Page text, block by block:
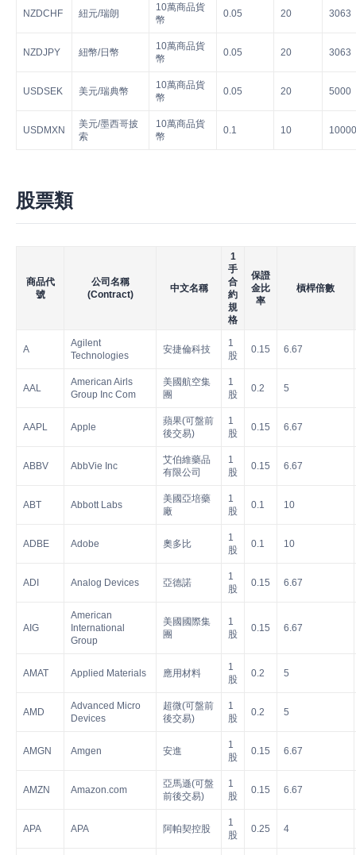
NZDCHF 紐元/瑞朗
10萬商品貨
幣
0.05 20 3063
NZDJPY 紐幣/日幣
10萬商品貨
幣
0.05 20 3063
USDSEK 美元/瑞典幣
10萬商品貨
幣
0.05 20 5000
USDMXN
美元/墨西哥披
索
10萬商品貨
幣
0.1 10 10000
股票類
商品代
號
公司名稱
(Contract)
中文名稱
1
手
合
約
規
格
保證
金比
率
槓桿倍數
A
Agilent
Technologies
安捷倫科技
1
股
0.15 6.67
AAL
American Airls
Group Inc Com
美國航空集
團
1
股
0.2 5
AAPL Apple
蘋果(可盤前
後交易)
1
股
0.15 6.67
ABBV AbbVie Inc
艾伯維藥品
有限公司
1
股
0.15 6.67
ABT Abbott Labs
美國亞培藥
廠
1
股
0.1 10
ADBE Adobe 奧多比
1
股
0.1 10
ADI Analog Devices 亞德諾
1
股
0.15 6.67
AIG
American
International
Group
美國國際集
團
1
股
0.15 6.67
AMAT Applied Materials 應用材料
1
股
0.2 5
AMD
Advanced Micro
Devices
超微(可盤前
後交易)
1
股
0.2 5
AMGN Amgen 安進
1
股
0.15 6.67
AMZN Amazon.com
亞馬遜(可盤
前後交易)
1
股
0.15 6.67
APA APA 阿帕契控股
1
股
0.25 4